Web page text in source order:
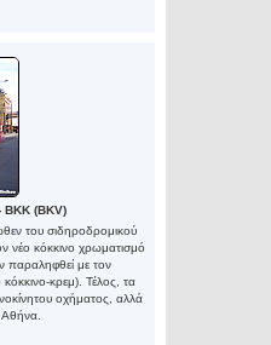
BKK (BKV)
του σιδηροδρομικού
νέο κόκκινο χρωματισμό
παραληφθεί με τον
κρεμ). Τέλος, τα
οχήματος, αλλά